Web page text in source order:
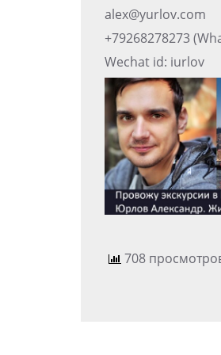
alex@yurlov.com
+79268278273
Wechat id: iurlov
708